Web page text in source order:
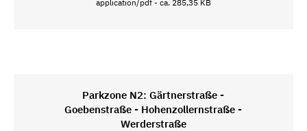
application/pdf - ca. 285,35 KB
Parkzone N2: Gärtnerstraße -
Goebenstraße - Hohenzollernstraße -
Werderstraße